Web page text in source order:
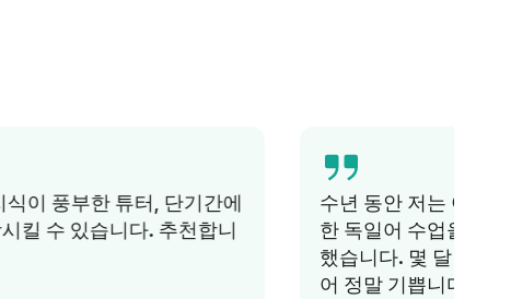
수년 동안 저는 아이들을 위한 훌륭하고 저렴
한 독일어 수업을 찾기 위해 노력했지만 실패
했습니다. 몇 달 전에 링구아 배움을 알게 되
어 정말 기쁩니다. 아이들이 수업을 정말 좋아